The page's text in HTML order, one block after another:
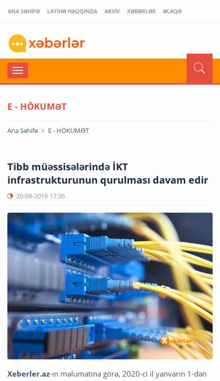
ANA SƏHİFƏ LAYİHƏ HAQQINDA ARXİV XƏBƏRLƏR ƏLAQƏ
E - HÖKUMƏT
Ana Səhifə E - HÖKUMƏT
Tibb müəssisələrində İKT
infrastrukturunun qurulması davam edir
20-08-2019 17:36
Xeberler.az-ın məlumatına görə, 2020-ci il yanvarın 1-dən